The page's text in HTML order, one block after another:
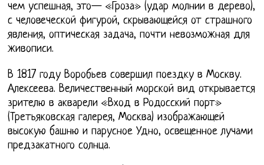
чем успешная, это— «Гроза» (удар молнии в дерево),
с человеческой фигурой, скрывающейся от страшного
явления, оптическая задача, почти невозможная для
живописи.
В 1817 году Воробьев совершил поездку в Москву.
Алексеева. Величественный морской вид открывается
зрителю в акварели «Вход в Родосский порт»
(Третьяковская галерея, Москва) изображающей
высокую башню и парусное Удно, освещенное лучами
предзакатного солнца.